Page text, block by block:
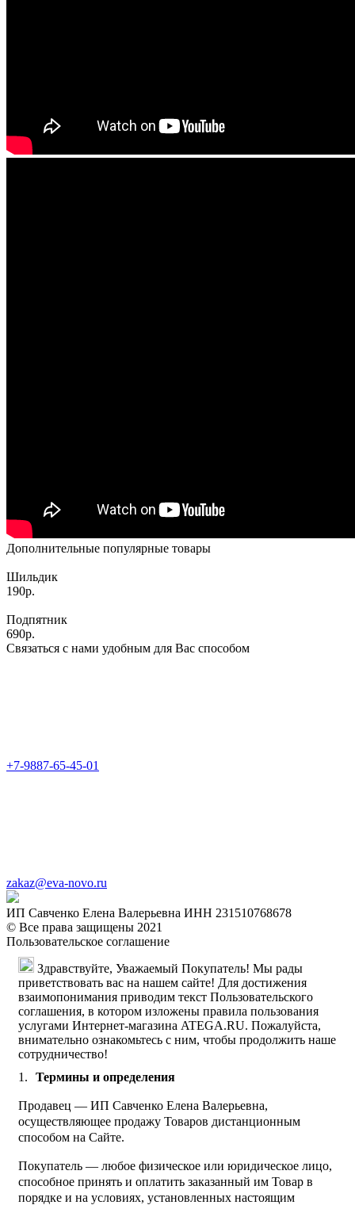
Дополнительные популярные товары
Шильдик
190р.
Подпятник
690р.
Связаться с нами удобным для Вас способом
+7-9887-65-45-01
zakaz@eva-novo.ru
ИП Савченко Елена Валерьевна ИНН 231510768678
© Все права защищены 2021
Пользовательское соглашение
Здравствуйте, Уважаемый Покупатель! Мы рады
приветствовать вас на нашем сайте! Для достижения
взаимопонимания приводим текст Пользовательского
соглашения, в котором изложены правила пользования
услугами Интернет-магазина ATEGA.RU. Пожалуйста,
внимательно ознакомьтесь с ним, чтобы продолжить наше
сотрудничество!
Термины и определения
Продавец — ИП Савченко Елена Валерьевна,
осуществляющее продажу Товаров дистанционным
способом на Сайте.
Покупатель — любое физическое или юридическое лицо,
способное принять и оплатить заказанный им Товар в
порядке и на условиях, установленных настоящим